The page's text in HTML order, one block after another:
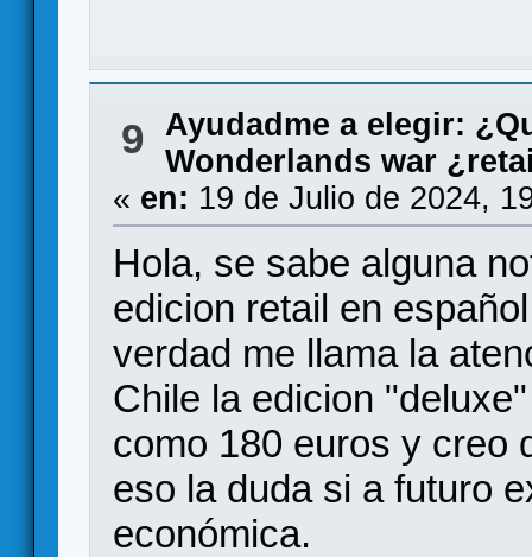
9
Ayudadme a elegir:
Wonderlands war
« en: 19 de Julio de 2024,
Hola, se sabe alguna
edicion retail en
verdad me llama la
Chile la edicion
como 180 euros y creo
eso la duda si a futuro
económica.